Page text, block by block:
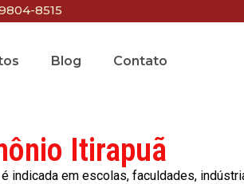
8515
Blog Contato
Itirapuã
indicada em escolas, faculdades,